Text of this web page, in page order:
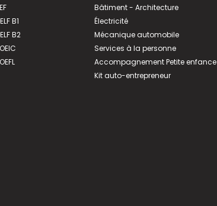
B1
B2
Bâtiment - Architecture
Électricité
Mécanique automobile
Services à la personne
Accompagnement Petite enfance
Kit auto-entrepreneur